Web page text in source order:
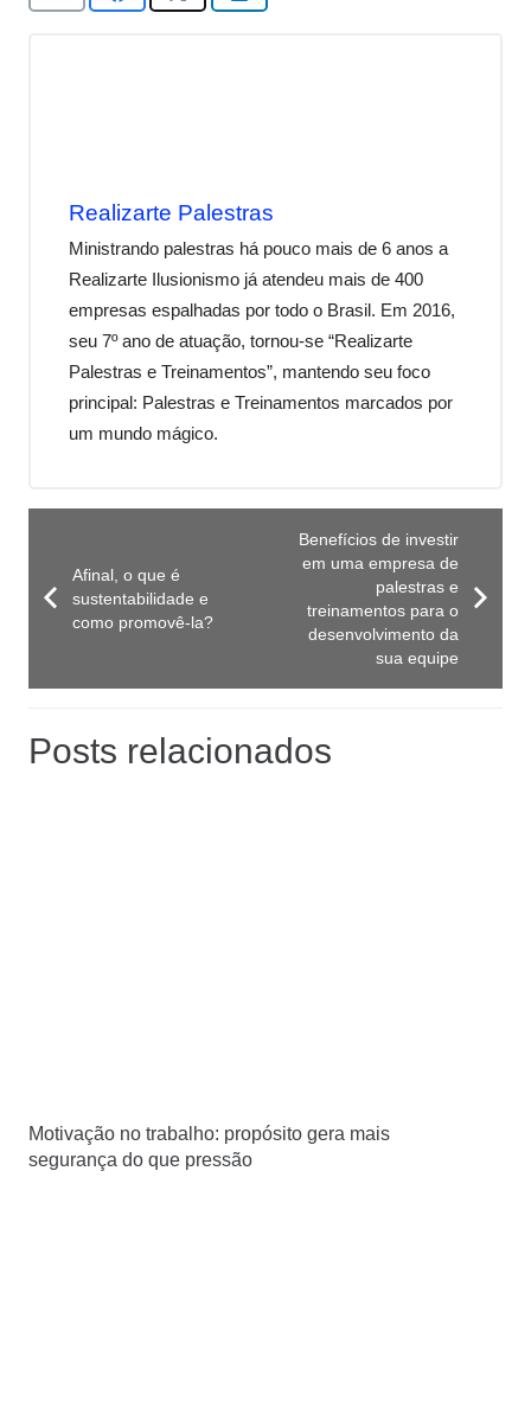
Realizarte Palestras
Ministrando palestras há pouco mais de 6 anos a
Realizarte Ilusionismo já atendeu mais de 400
empresas espalhadas por todo o Brasil. Em 2016,
seu 7º ano de atuação, tornou-se “Realizarte
Palestras e Treinamentos”, mantendo seu foco
principal: Palestras e Treinamentos marcados por
um mundo mágico.
Afinal, o que é
sustentabilidade e
como promovê-la?
Benefícios de investir
em uma empresa de
palestras e
treinamentos para o
desenvolvimento da
sua equipe
Posts relacionados
Motivação no trabalho: propósito gera mais
segurança do que pressão